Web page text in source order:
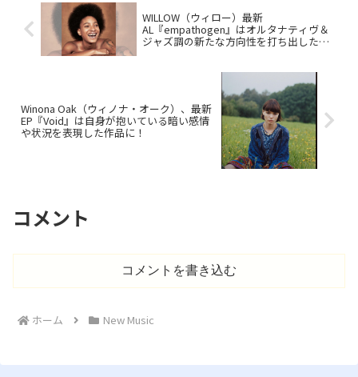
WILLOW（ウィロー）最新
AL『empathogen』はオルタナティヴ＆
ジャズ調の新たな方向性を打ち出した作
Winona Oak（ウィノナ・オーク）、最新
EP『Void』は自身が抱いている暗い感情
や状況を表現した作品に！
コメント
コメントを書き込む
ホーム New Music